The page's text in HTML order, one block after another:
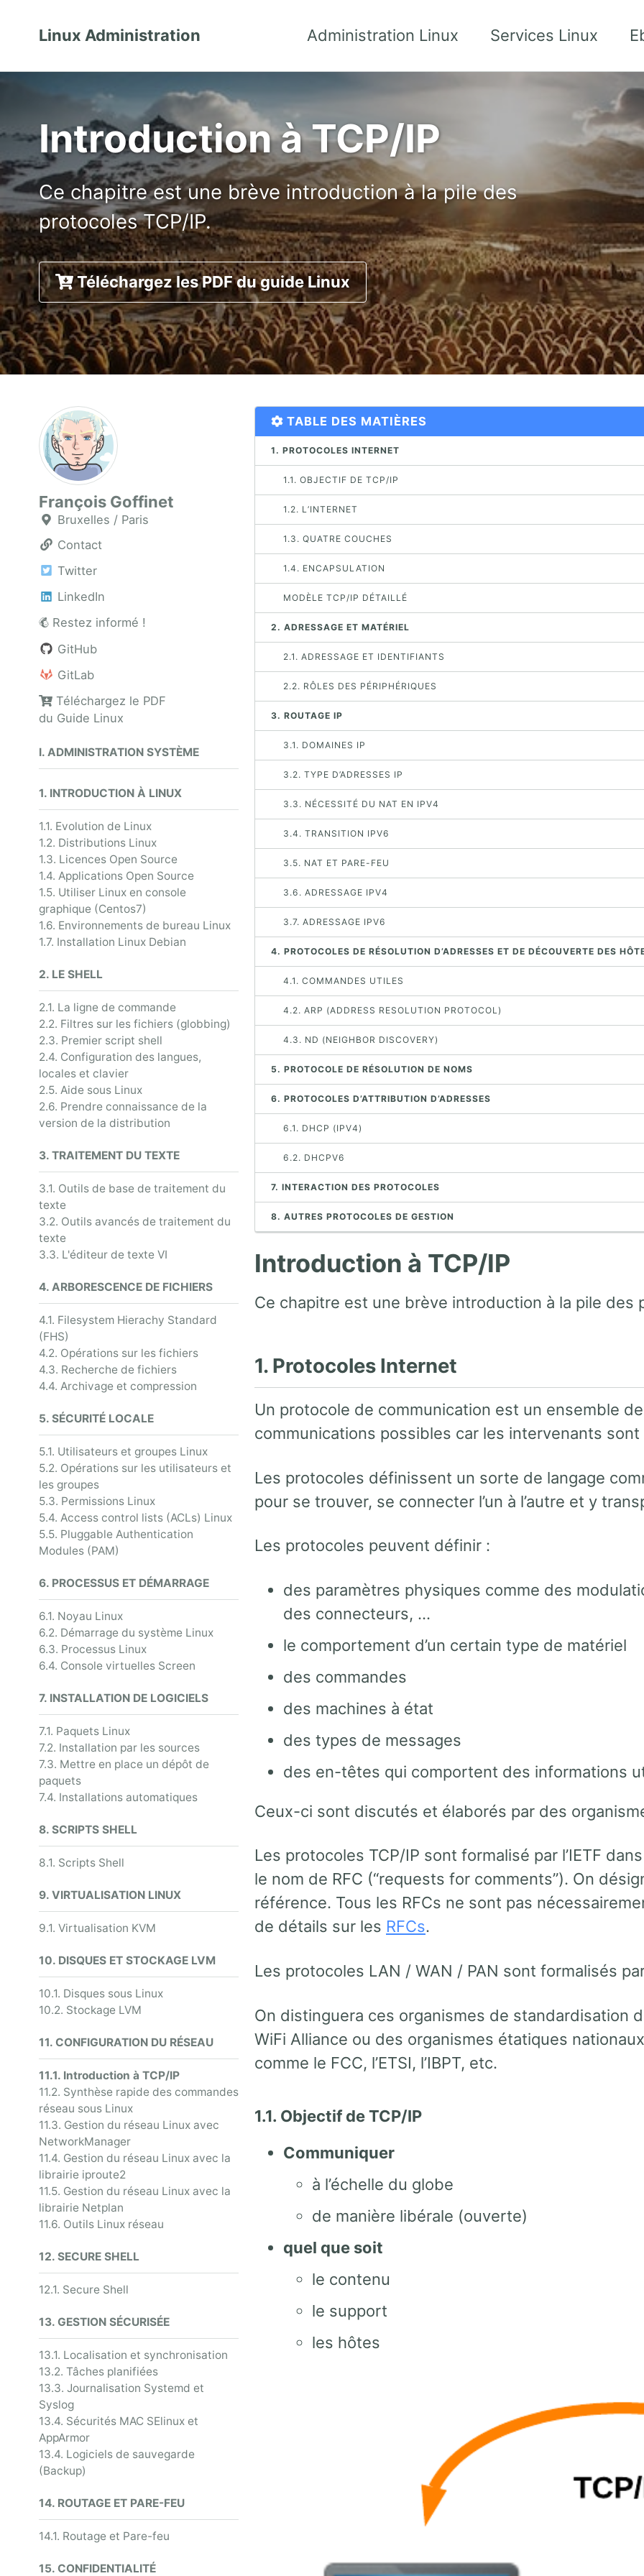
Linux Administration Administration Linux Services Linux
Introduction à TCP/IP
Ce chapitre est une brève introduction à la pile des
protocoles TCP/IP.
Téléchargez les PDF du guide Linux
François Goffinet
Bruxelles / Paris
Contact
Twitter
LinkedIn
Restez informé !
GitHub
GitLab
Téléchargez le PDF
du Guide Linux
I. ADMINISTRATION SYSTÈME
1. INTRODUCTION À LINUX
1.1. Evolution de Linux
1.2. Distributions Linux
1.3. Licences Open Source
1.4. Applications Open Source
1.5. Utiliser Linux en console
graphique (Centos7)
1.6. Environnements de bureau Linux
1.7. Installation Linux Debian
2. LE SHELL
2.1. La ligne de commande
2.2. Filtres sur les fichiers (globbing)
2.3. Premier script shell
2.4. Configuration des langues,
locales et clavier
2.5. Aide sous Linux
2.6. Prendre connaissance de la
version de la distribution
3. TRAITEMENT DU TEXTE
3.1. Outils de base de traitement du
texte
3.2. Outils avancés de traitement du
texte
3.3. L'éditeur de texte VI
4. ARBORESCENCE DE FICHIERS
4.1. Filesystem Hierachy Standard
(FHS)
4.2. Opérations sur les fichiers
4.3. Recherche de fichiers
4.4. Archivage et compression
5. SÉCURITÉ LOCALE
5.1. Utilisateurs et groupes Linux
5.2. Opérations sur les utilisateurs et
les groupes
5.3. Permissions Linux
5.4. Access control lists (ACLs) Linux
5.5. Pluggable Authentication
Modules (PAM)
6. PROCESSUS ET DÉMARRAGE
6.1. Noyau Linux
6.2. Démarrage du système Linux
6.3. Processus Linux
6.4. Console virtuelles Screen
7. INSTALLATION DE LOGICIELS
7.1. Paquets Linux
7.2. Installation par les sources
7.3. Mettre en place un dépôt de
paquets
7.4. Installations automatiques
8. SCRIPTS SHELL
8.1. Scripts Shell
9. VIRTUALISATION LINUX
9.1. Virtualisation KVM
10. DISQUES ET STOCKAGE LVM
10.1. Disques sous Linux
10.2. Stockage LVM
11. CONFIGURATION DU RÉSEAU
11.1. Introduction à TCP/IP
11.2. Synthèse rapide des commandes
réseau sous Linux
11.3. Gestion du réseau Linux avec
NetworkManager
11.4. Gestion du réseau Linux avec la
librairie iproute2
11.5. Gestion du réseau Linux avec la
librairie Netplan
11.6. Outils Linux réseau
12. SECURE SHELL
12.1. Secure Shell
13. GESTION SÉCURISÉE
13.1. Localisation et synchronisation
13.2. Tâches planifiées
13.3. Journalisation Systemd et
Syslog
13.4. Sécurités MAC SElinux et
AppArmor
13.4. Logiciels de sauvegarde
(Backup)
14. ROUTAGE ET PARE-FEU
14.1. Routage et Pare-feu
15. CONFIDENTIALITÉ
TABLE DES MATIÈRES
1. PROTOCOLES INTERNET
1.1. OBJECTIF DE TCP/IP
1.2. L’INTERNET
1.3. QUATRE COUCHES
1.4. ENCAPSULATION
MODÈLE TCP/IP DÉTAILLÉ
2. ADRESSAGE ET MATÉRIEL
2.1. ADRESSAGE ET IDENTIFIANTS
2.2. RÔLES DES PÉRIPHÉRIQUES
3. ROUTAGE IP
3.1. DOMAINES IP
3.2. TYPE D’ADRESSES IP
3.3. NÉCESSITÉ DU NAT EN IPV4
3.4. TRANSITION IPV6
3.5. NAT ET PARE-FEU
3.6. ADRESSAGE IPV4
3.7. ADRESSAGE IPV6
4. PROTOCOLES DE RÉSOLUTION D’ADRESSES ET DE DÉCOUVERTE DES
4.1. COMMANDES UTILES
4.2. ARP (ADDRESS RESOLUTION PROTOCOL)
4.3. ND (NEIGHBOR DISCOVERY)
5. PROTOCOLE DE RÉSOLUTION DE NOMS
6. PROTOCOLES D’ATTRIBUTION D’ADRESSES
6.1. DHCP (IPV4)
6.2. DHCPV6
7. INTERACTION DES PROTOCOLES
8. AUTRES PROTOCOLES DE GESTION
Introduction à TCP/IP
Ce chapitre est une brève introduction à la pile des
1. Protocoles Internet
Un protocole de communication est un ensemble
communications possibles car les intervenants
Les protocoles définissent un sorte de langage
pour se trouver, se connecter l’un à l’autre et y
Les protocoles peuvent définir :
des paramètres physiques comme des
des connecteurs, …
le comportement d’un certain type de matériel
des commandes
des machines à état
des types de messages
des en-têtes qui comportent des informations
Ceux-ci sont discutés et élaborés par des
Les protocoles TCP/IP sont formalisé par l’IETF
le nom de RFC (“requests for comments”). On
référence. Tous les RFCs ne sont pas
de détails sur les RFCs.
Les protocoles LAN / WAN / PAN sont formalisés par
On distinguera ces organismes de standardisation
WiFi Alliance ou des organismes étatiques
comme le FCC, l’ETSI, l’IBPT, etc.
1.1. Objectif de TCP/IP
Communiquer
à l’échelle du globe
de manière libérale (ouverte)
quel que soit
le contenu
le support
les hôtes